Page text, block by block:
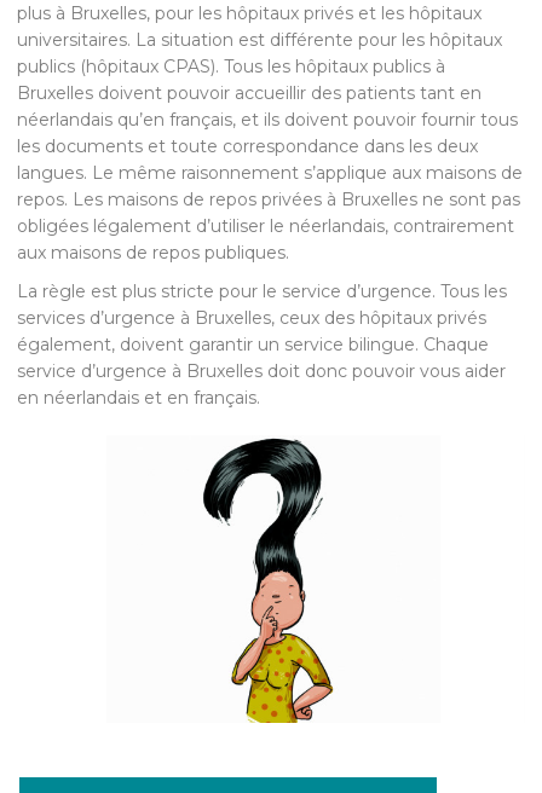
plus à Bruxelles, pour les hôpitaux privés et les hôpitaux
universitaires. La situation est différente pour les hôpitaux
publics (hôpitaux CPAS). Tous les hôpitaux publics à
Bruxelles doivent pouvoir accueillir des patients tant en
néerlandais qu’en français, et ils doivent pouvoir fournir tous
les documents et toute correspondance dans les deux
langues. Le même raisonnement s’applique aux maisons de
repos. Les maisons de repos privées à Bruxelles ne sont pas
obligées légalement d’utiliser le néerlandais, contrairement
aux maisons de repos publiques.
La règle est plus stricte pour le service d’urgence. Tous les
services d’urgence à Bruxelles, ceux des hôpitaux privés
également, doivent garantir un service bilingue. Chaque
service d’urgence à Bruxelles doit donc pouvoir vous aider
en néerlandais et en français.